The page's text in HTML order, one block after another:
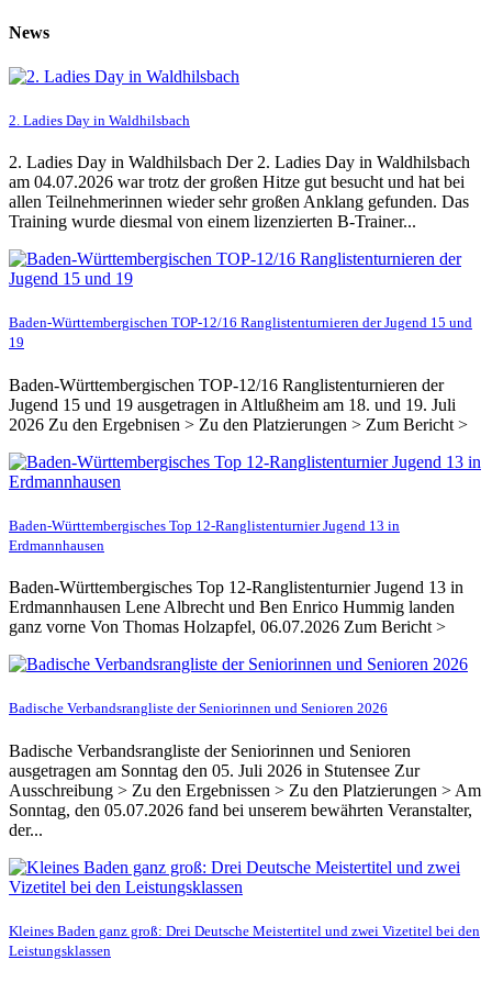
News
2. Ladies Day in Waldhilsbach
2. Ladies Day in Waldhilsbach Der 2. Ladies Day in Waldhilsbach
am 04.07.2026 war trotz der großen Hitze gut besucht und hat bei
allen Teilnehmerinnen wieder sehr großen Anklang gefunden. Das
Training wurde diesmal von einem lizenzierten B-Trainer...
Baden-Württembergischen TOP-12/16 Ranglistenturnieren der Jugend 15 und
19
Baden-Württembergischen TOP-12/16 Ranglistenturnieren der
Jugend 15 und 19 ausgetragen in Altlußheim am 18. und 19. Juli
2026 Zu den Ergebnisen > Zu den Platzierungen > Zum Bericht >
Baden-Württembergisches Top 12-Ranglistenturnier Jugend 13 in
Erdmannhausen
Baden-Württembergisches Top 12-Ranglistenturnier Jugend 13 in
Erdmannhausen Lene Albrecht und Ben Enrico Hummig landen
ganz vorne Von Thomas Holzapfel, 06.07.2026 Zum Bericht >
Badische Verbandsrangliste der Seniorinnen und Senioren 2026
Badische Verbandsrangliste der Seniorinnen und Senioren
ausgetragen am Sonntag den 05. Juli 2026 in Stutensee Zur
Ausschreibung > Zu den Ergebnissen > Zu den Platzierungen > Am
Sonntag, den 05.07.2026 fand bei unserem bewährten Veranstalter,
der...
Kleines Baden ganz groß: Drei Deutsche Meistertitel und zwei Vizetitel bei den
Leistungsklassen